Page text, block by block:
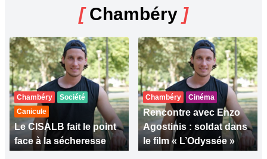
[Chambéry ]
Chambéry
Société
Canicule
Le CISALB fait le point
face à la sécheresse
Chambéry Cinéma
Rencontre avec Enzo
Agostinis : soldat dans
le film « L’Odyssée »